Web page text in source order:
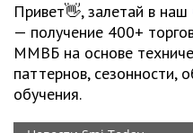
Привет👋, залетай в наш
— получение 400+
ММВБ на основе
паттернов, сезонности,
обучения.